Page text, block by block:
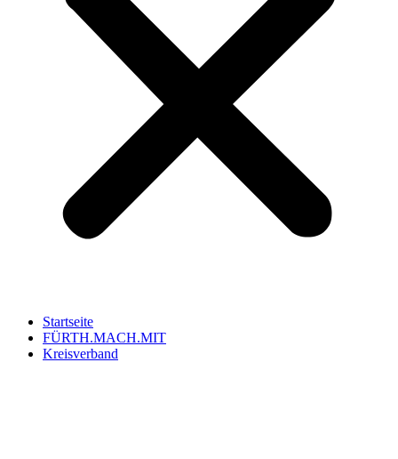
Startseite
FÜRTH.MACH.MIT
Kreisverband